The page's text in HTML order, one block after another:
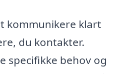
kommunikere klart
du kontakter.
specifikke behov og